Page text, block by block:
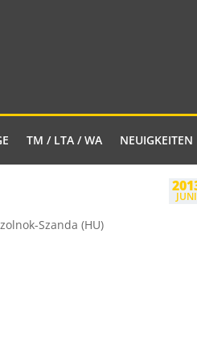
TM / LTA / WA NEUIGKEITEN
Szanda (HU)